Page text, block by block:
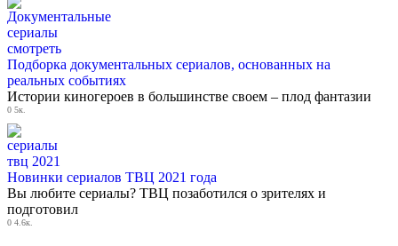
Подборка документальных сериалов, основанных на
реальных событиях
Истории киногероев в большинстве своем – плод фантазии
0 5к.
Новинки сериалов ТВЦ 2021 года
Вы любите сериалы? ТВЦ позаботился о зрителях и
подготовил
0 4.6к.